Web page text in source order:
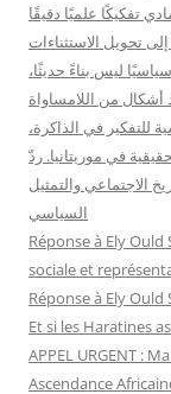
تفكيكًا علميًا دقيقًا
تحويل الاستثناءات
ليس بناءً حديثًا،
من اللامساواة
للتفكير في الذاكرة،
في موريتانيا. ردّ
الاجتماعي والتمثيل
السياسي
Réponse à Ely
sociale et
Réponse à Ely Ould
Et si les Haratines
APPEL URGENT :
Ascendance